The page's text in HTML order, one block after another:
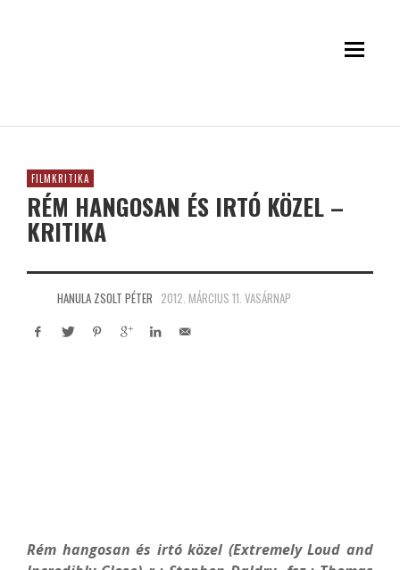
FILMKRITIKA
RÉM HANGOSAN ÉS IRTÓ KÖZEL –
KRITIKA
HANULA ZSOLT PÉTER 2012. MÁRCIUS 11. VASÁRNAP
Rém hangosan és irtó közel (Extremely Loud and